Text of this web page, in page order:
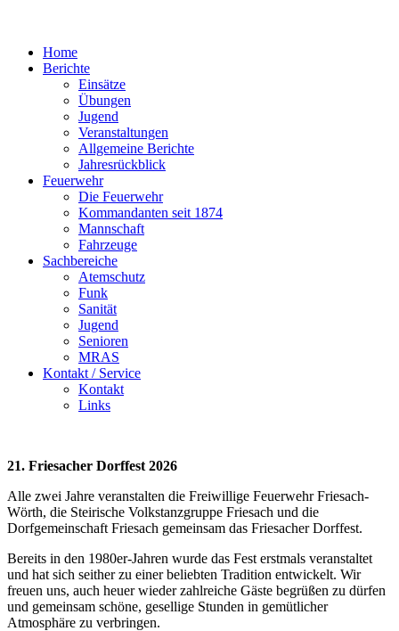
Home
Berichte
Einsätze
Übungen
Jugend
Veranstaltungen
Allgemeine Berichte
Jahresrückblick
Feuerwehr
Die Feuerwehr
Kommandanten seit 1874
Mannschaft
Fahrzeuge
Sachbereiche
Atemschutz
Funk
Sanität
Jugend
Senioren
MRAS
Kontakt / Service
Kontakt
Links
21. Friesacher Dorffest 2026
Alle zwei Jahre veranstalten die Freiwillige Feuerwehr Friesach-
Wörth, die Steirische Volkstanzgruppe Friesach und die
Dorfgemeinschaft Friesach gemeinsam das Friesacher Dorffest.
Bereits in den 1980er-Jahren wurde das Fest erstmals veranstaltet
und hat sich seither zu einer beliebten Tradition entwickelt. Wir
freuen uns, auch heuer wieder zahlreiche Gäste begrüßen zu dürfen
und gemeinsam schöne, gesellige Stunden in gemütlicher
Atmosphäre zu verbringen.